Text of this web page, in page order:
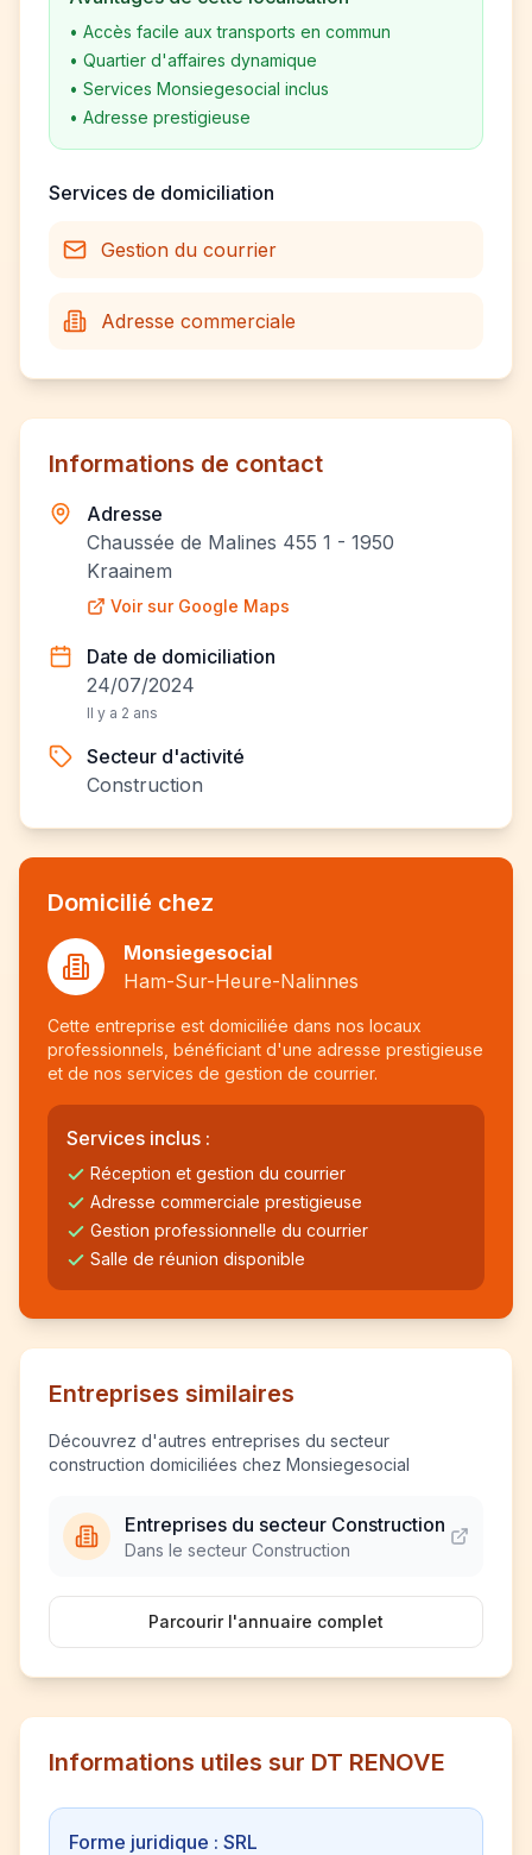
• Accès facile aux transports en commun
• Quartier d'affaires dynamique
• Services Monsiegesocial inclus
• Adresse prestigieuse
Services de domiciliation
Gestion du courrier
Adresse commerciale
Informations de contact
Adresse
Chaussée de Malines 455 1 - 1950
Kraainem
Voir sur Google Maps
Date de domiciliation
24/07/2024
Il y a 2 ans
Secteur d'activité
Construction
Domicilié chez
Monsiegesocial
Ham-Sur-Heure-Nalinnes
Cette entreprise est domiciliée dans nos locaux
professionnels, bénéficiant d'une adresse prestigieuse
et de nos services de gestion de courrier.
Services inclus :
Réception et gestion du courrier
Adresse commerciale prestigieuse
Gestion professionnelle du courrier
Salle de réunion disponible
Entreprises similaires
Découvrez d'autres entreprises du secteur
construction domiciliées chez Monsiegesocial
Entreprises du secteur Construction
Dans le secteur Construction
Parcourir l'annuaire complet
Informations utiles sur DT RENOVE
Forme juridique : SRL